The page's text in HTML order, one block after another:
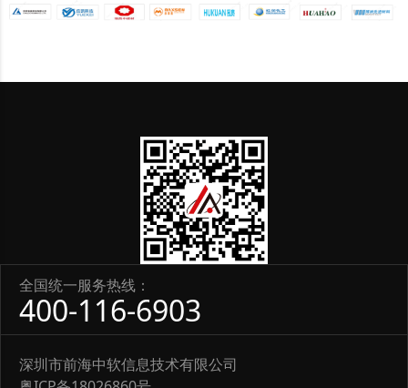
全国统一服务热线：
400-116-6903
深圳市前海中软信息技术有限公司